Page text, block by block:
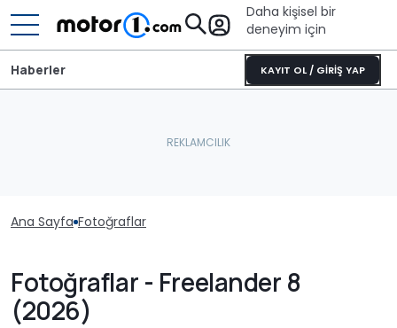
Daha kişisel bir
deneyim için
KAYIT OL / GİRİŞ YAP
Haberler
Ana Sayfa Fotoğraflar
Fotoğraflar - Freelander 8
(2026)